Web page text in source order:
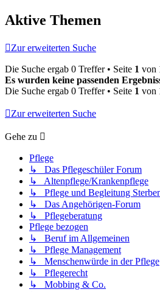
Aktive Themen
Zur erweiterten Suche
Die Suche ergab 0 Treffer • Seite 1 von
Es wurden keine passenden
Die Suche ergab 0 Treffer • Seite 1 von
Zur erweiterten Suche
Gehe zu
Pflege
↳ Das Pflegeschüler Forum
↳ Altenpflege/Krankenpflege
↳ Pflege und Begleitung
↳ Das Angehörigen-Forum
↳ Pflegeberatung
Pflege bezogen
↳ Beruf im Allgemeinen
↳ Pflege Management
↳ Menschenwürde in der Pflege
↳ Pflegerecht
↳ Mobbing & Co.